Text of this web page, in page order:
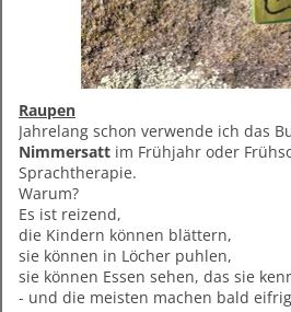
Raupen
Jahrelang schon verwende ich das
Nimmersatt im Frühjahr oder
Sprachtherapie.
Warum?
Es ist reizend,
die Kindern können blättern,
sie können in Löcher puhlen,
sie können Essen sehen, das sie
- und die meisten machen bald